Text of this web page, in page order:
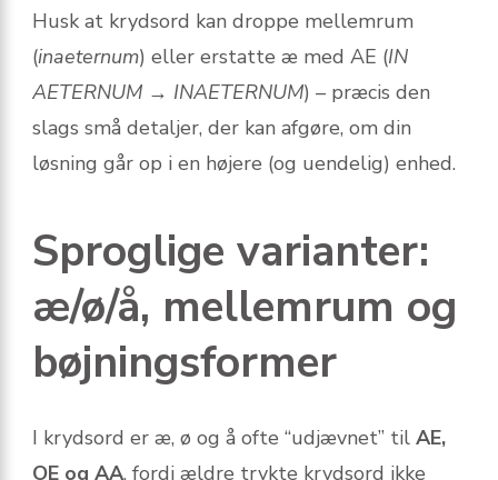
Husk at krydsord kan droppe mellemrum
(inaeternum) eller erstatte æ med AE (IN
AETERNUM → INAETERNUM) – præcis den
slags små detaljer, der kan afgøre, om din
løsning går op i en højere (og uendelig) enhed.
Sproglige varianter:
æ/ø/å, mellemrum og
bøjningsformer
I krydsord er æ, ø og å ofte “udjævnet” til AE,
OE og AA, fordi ældre trykte krydsord ikke